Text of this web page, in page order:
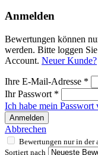
Anmelden
Bewertungen können
werden. Bitte loggen
Account. Neuer Kunde?
Ihre E-Mail-Adresse *
Ihr Passwort *
Ich habe mein Passwort
Anmelden
Abbrechen
Bewertungen nur in der
Sortiert nach